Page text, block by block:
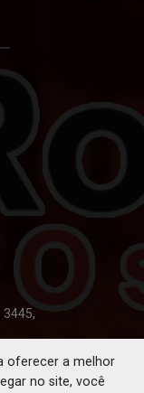
Ferreira
oferecer a melhor
no site, você